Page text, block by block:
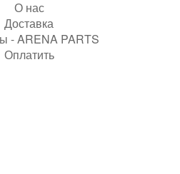
О нас
Доставка
- ARENA PARTS
Оплатить